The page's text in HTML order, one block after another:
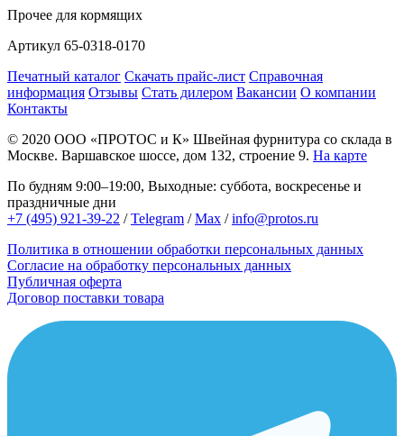
Прочее для кормящих
Артикул 65-0318-0170
Печатный каталог Скачать прайс-лист Справочная
информация Отзывы Стать дилером Вакансии О компании
Контакты
© 2020 ООО «ПРОТОС и К» Швейная фурнитура со склада в
Москве. Варшавское шоссе, дом 132, строение 9. На карте
По будням 9:00–19:00, Выходные: суббота, воскресенье и
праздничные дни
+7 (495) 921-39-22 /Telegram /Max /info@protos.ru
Политика в отношении обработки персональных данных
Согласие на обработку персональных данных
Публичная оферта
Договор поставки товара